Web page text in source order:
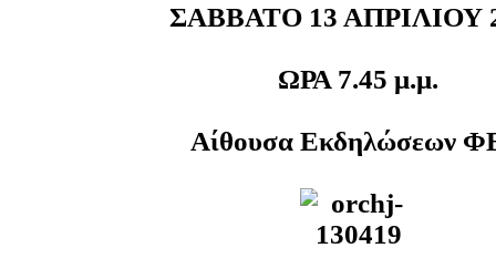
ΣΑΒΒΑΤΟ 13 ΑΠΡΙΛΙΟΥ
ΩΡΑ 7.45 μ.μ.
Αίθουσα Εκδηλώσεων